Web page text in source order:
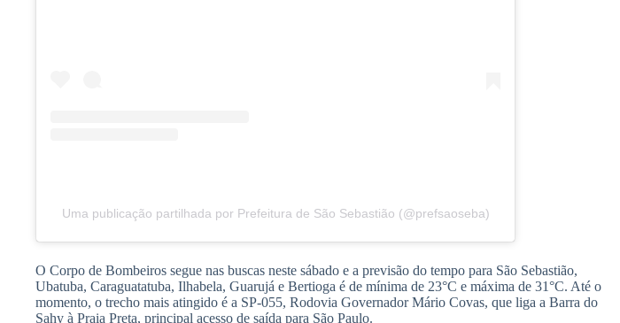
Uma publicação partilhada por Prefeitura de São Sebastião (@prefsaoseba)
O Corpo de Bombeiros segue nas buscas neste sábado e a previsão do tempo para São Sebastião,
Ubatuba, Caraguatatuba, Ilhabela, Guarujá e Bertioga é de mínima de 23°C e máxima de 31°C. Até o
momento, o trecho mais atingido é a SP-055, Rodovia Governador Mário Covas, que liga a Barra do
Sahy à Praia Preta, principal acesso de saída para São Paulo.